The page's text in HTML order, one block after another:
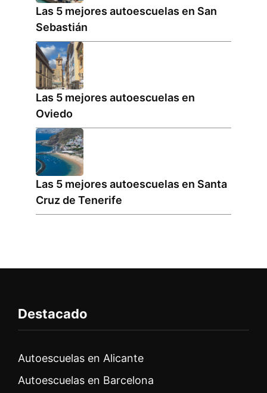
Las 5 mejores autoescuelas en San
Sebastián
Las 5 mejores autoescuelas en
Oviedo
Las 5 mejores autoescuelas en Santa
Cruz de Tenerife
Destacado
Autoescuelas en Alicante
Autoescuelas en Barcelona